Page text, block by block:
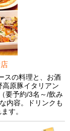
スの料理と、お酒
原豚イタリアン
要予約/3名～/飲み
内容。ドリンクも
す。